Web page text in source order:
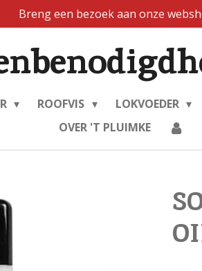
Breng een bezoek aan onze
ROOFVIS LOKVOEDER
OVER 'T PLUIMKE